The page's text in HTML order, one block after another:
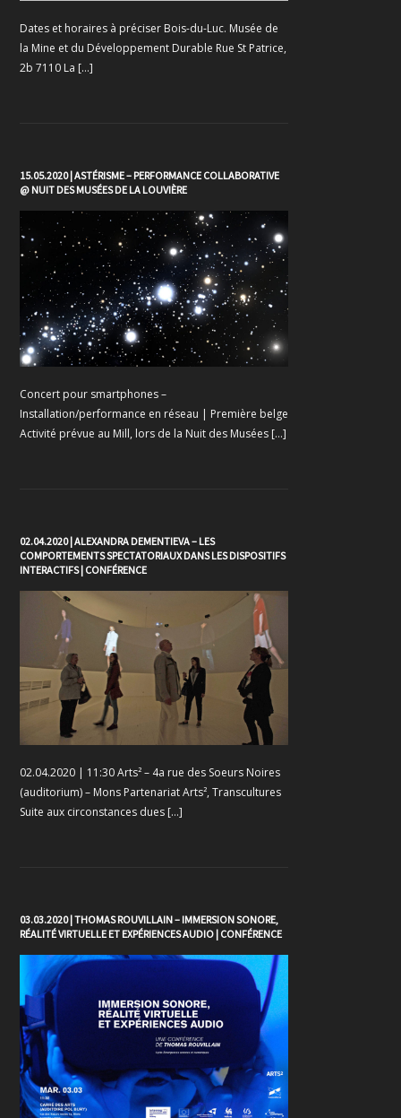
Dates et horaires à préciser Bois-du-Luc. Musée de
la Mine et du Développement Durable Rue St Patrice,
2b 7110 La […]
15.05.2020 | ASTÉRISME – PERFORMANCE COLLABORATIVE
@ NUIT DES MUSÉES DE LA LOUVIÈRE
Concert pour smartphones –
Installation/performance en réseau | Première belge
Activité prévue au Mill, lors de la Nuit des Musées […]
02.04.2020 | ALEXANDRA DEMENTIEVA – LES
COMPORTEMENTS SPECTATORIAUX DANS LES DISPOSITIFS
INTERACTIFS | CONFÉRENCE
02.04.2020 | 11:30 Arts² – 4a rue des Soeurs Noires
(auditorium) – Mons Partenariat Arts², Transcultures
Suite aux circonstances dues […]
03.03.2020 | THOMAS ROUVILLAIN – IMMERSION SONORE,
RÉALITÉ VIRTUELLE ET EXPÉRIENCES AUDIO | CONFÉRENCE